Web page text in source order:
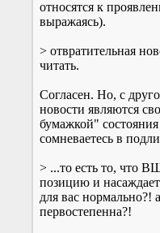
относятся к
выражаясь).
> отвратительная
читать.
Согласен. Но, с
новости являются
бумажкой"
сомневаетесь в
> ...то есть то, что
позицию и
для вас нормально?!
первостепенна?!